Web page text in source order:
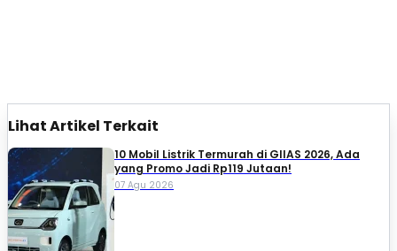
Lihat Artikel Terkait
10 Mobil Listrik Termurah di GIIAS 2026, Ada
yang Promo Jadi Rp119 Jutaan!
07 Agu 2026